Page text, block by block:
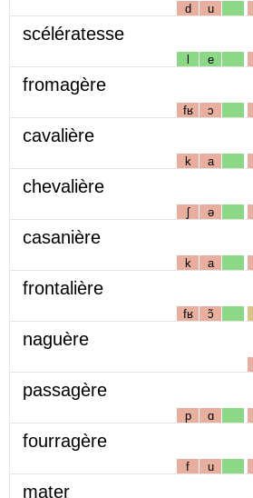
d u
scélératesse
l e
fromagère
fʁ ɔ
cavalière
k a
chevalière
ʃ ə
casanière
k a
frontalière
fʁ ɔ̃
naguère
passagère
p ɑ
fourragère
f u
mater